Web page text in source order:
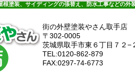
塗装、サイディングの張替え、防水工事などの外
街の外壁塗装やさん取手店
〒302-0005
茨城県取手市東６丁目７２−
TEL:0120-862-879
FAX:0297-74-6773